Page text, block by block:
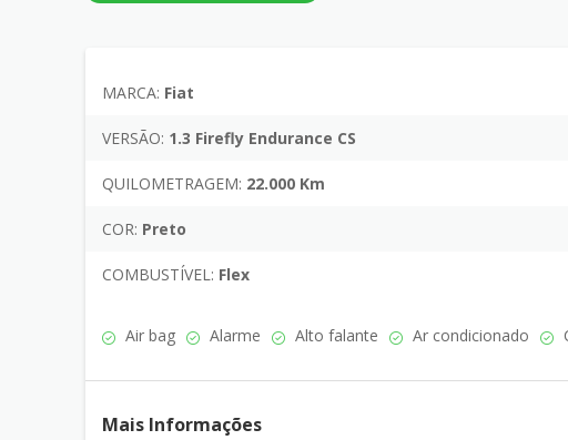
MARCA: Fiat
VERSÃO: 1.3 Firefly Endurance CS
QUILOMETRAGEM: 22.000 Km
COR: Preto
COMBUSTÍVEL: Flex
Air bag Alarme Alto falante Ar condicionado
Mais Informações